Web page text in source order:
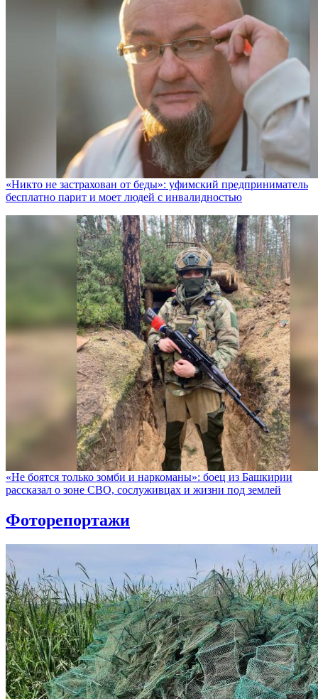
«Никто не заcтрахован от беды»: уфимский предприниматель
бесплатно парит и моет людей с инвалидностью
«Не боятся только зомби и наркоманы»: боец из Башкирии
рассказал о зоне СВО, сослуживцах и жизни под землей
Фоторепортажи